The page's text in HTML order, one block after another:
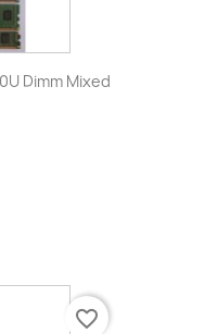
Dimm Mixed
favorite_border